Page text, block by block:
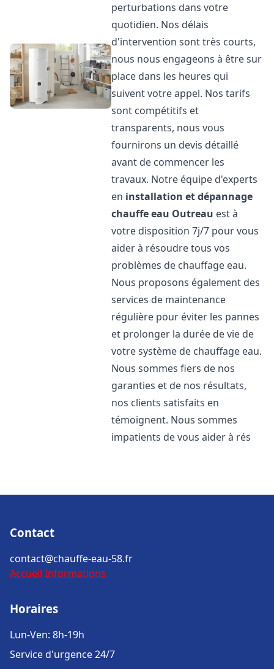
perturbations dans votre
quotidien. Nos délais
d'intervention sont très courts,
nous nous engageons à être sur
place dans les heures qui
suivent votre appel. Nos tarifs
sont compétitifs et
transparents, nous vous
fournirons un devis détaillé
avant de commencer les
travaux. Notre équipe d'experts
en installation et dépannage
chauffe eau Outreau est à
votre disposition 7j/7 pour vous
aider à résoudre tous vos
problèmes de chauffage eau.
Nous proposons également des
services de maintenance
régulière pour éviter les pannes
et prolonger la durée de vie de
votre système de chauffage eau.
Nous sommes fiers de nos
garanties et de nos résultats,
nos clients satisfaits en
témoignent. Nous sommes
impatients de vous aider à rés
Contact
contact@chauffe-eau-58.fr
Accueil Informations
Horaires
Lun-Ven: 8h-19h
Service d'urgence 24/7